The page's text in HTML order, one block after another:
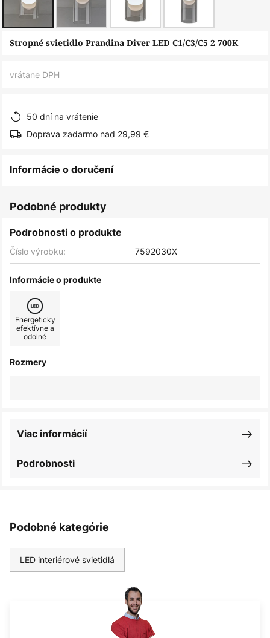
Preskočiť
Stropné svietidlo Prandina Diver LED C1/C3/C5 2 700K
vrátane DPH
50 dní na vrátenie
Doprava zadarmo nad 29,99 €
Informácie o doručení
Podobné produkty
Podrobnosti o produkte
Číslo výrobku: 7592030X
Informácie o produkte
Energeticky
efektívne a
odolné
Rozmery
Podrobnosti
Viac informácií
Podobné kategórie
LED interiérové svietidlá